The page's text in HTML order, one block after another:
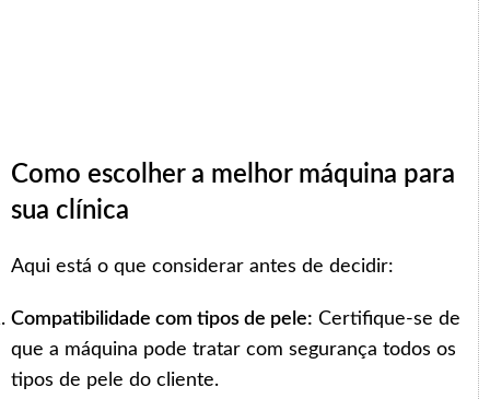
Como escolher a melhor máquina para
sua clínica
Aqui está o que considerar antes de decidir:
Compatibilidade com tipos de pele: Certifique-se de
que a máquina pode tratar com segurança todos os
tipos de pele do cliente.